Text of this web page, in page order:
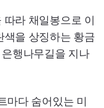
따라 채일봉으로 이
색을 상징하는 황금
행나무길을 지나
마다 숨어있는 미